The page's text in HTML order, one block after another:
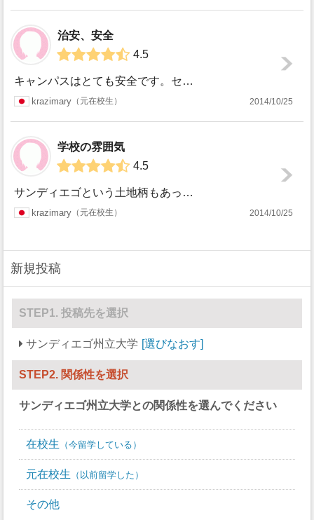
テニス
水球
その他
治安、安全
4.5
キャンパスはとても安全です。セキュリティーもちゃんとしていますし、夜にひとりで図書館へ行くのも特に危険を感じた事はないです。ただ、サンディエゴもロサンゼル...
krazimary 元在校生 2014/10/25
学校の雰囲気
4.5
サンディエゴという土地柄もあって、とても開放感に溢れたキャンパスです。総合大学ですが、そこまでだだっ広いわけでもないので、留学生にはなじみ易い大きさでは無...
krazimary 元在校生 2014/10/25
新規投稿
STEP1. 投稿先を選択
サンディエゴ州立大学 選びなおす
STEP2. 関係性を選択
サンディエゴ州立大学との関係性を選んでください
在校生 今留学している
元在校生 以前留学した
その他